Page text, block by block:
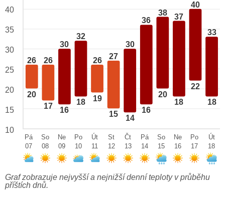
26
20
26
17
30
16
32
18
26
19
27
15
30
14
36
16
38
20
37
18
40
22
33
18
40
35
30
25
20
15
10
Pá
07
So
08
Ne
09
Po
10
Út
11
St
12
Čt
13
Pá
14
So
15
Ne
16
Po
17
Út
18
Graf zobrazuje nejvyšší a nejnižší denní teploty v průběhu
příštích dnů.